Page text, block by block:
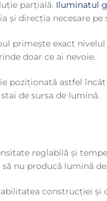
parțială. Iluminatul
direcția necesare pe
primește exact
doar ce ai nevoie.
poziționată astfel
de sursa de lumină.
reglabilă și
nu producă lumină
construcției și